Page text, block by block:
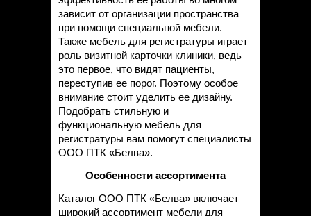
зависит от организации пространства
при помощи специальной мебели.
Также мебель для регистратуры играет
роль визитной карточки клиники, ведь
это первое, что видят пациенты,
переступив ее порог. Поэтому особое
внимание стоит уделить ее дизайну.
Подобрать стильную и
функциональную мебель для
регистратуры вам помогут специалисты
ООО ПТК «Белва».
Особенности ассортимента
Каталог ООО ПТК «Белва» включает
широкий ассортимент мебели для